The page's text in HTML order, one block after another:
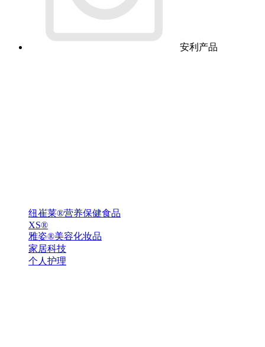
安利产品
纽崔莱®营养保健食品
XS®
雅姿®美容化妆品
家居科技
个人护理